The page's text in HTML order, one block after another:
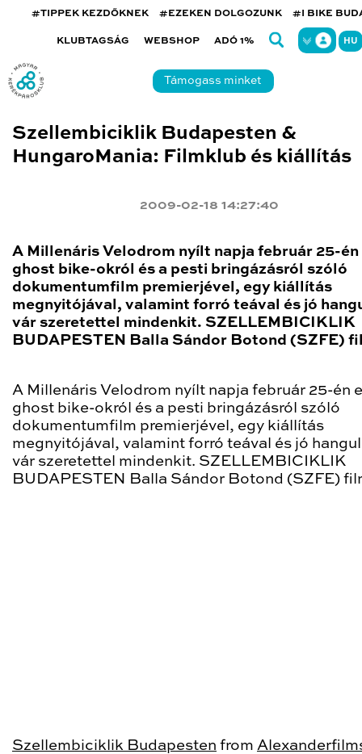
#TIPPEK KEZDŐKNEK #EZEKEN DOLGOZUNK #I BIKE
KLUBTAGSÁG WEBSHOP ADÓ 1% HU
Támogass minket
Szellembiciklik Budapesten &
HungaroMania: Filmklub és kiállítás
2009-02-18 14:27:40
A Millenáris Velodrom nyílt napja február 25-én
ghost bike-okról és a pesti bringázásról szóló
dokumentumfilm premierjével, egy kiállítás
megnyitójával, valamint forró teával és jó
vár szeretettel mindenkit. SZELLEMBICIKLIK
BUDAPESTEN Balla Sándor Botond (SZFE)
A Millenáris Velodrom nyílt napja február 25-én
ghost bike-okról és a pesti bringázásról szóló
dokumentumfilm premierjével, egy kiállítás
megnyitójával, valamint forró teával és jó
vár szeretettel mindenkit. SZELLEMBICIKLIK
BUDAPESTEN Balla Sándor Botond (SZFE)
Szellembiciklik Budapesten from